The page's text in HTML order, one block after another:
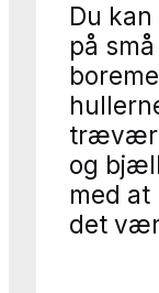
Du
på
og
med at
det